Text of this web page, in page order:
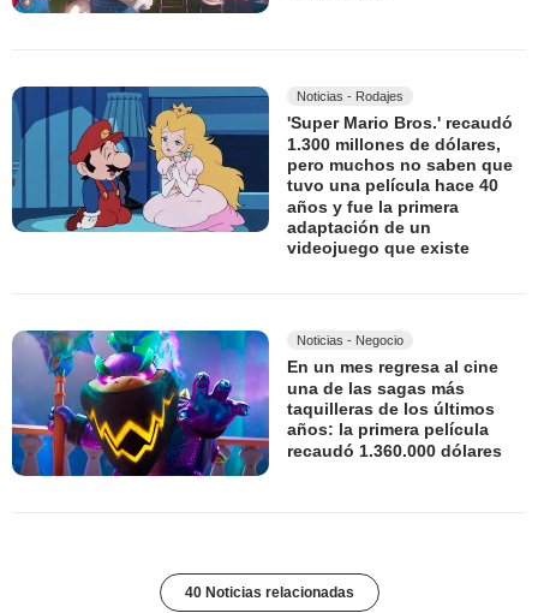
Noticias - Rodajes
'Super Mario Bros.' recaudó
1.300 millones de dólares,
pero muchos no saben que
tuvo una película hace 40
años y fue la primera
adaptación de un
videojuego que existe
Noticias - Negocio
En un mes regresa al cine
una de las sagas más
taquilleras de los últimos
años: la primera película
recaudó 1.360.000 dólares
40 Noticias relacionadas